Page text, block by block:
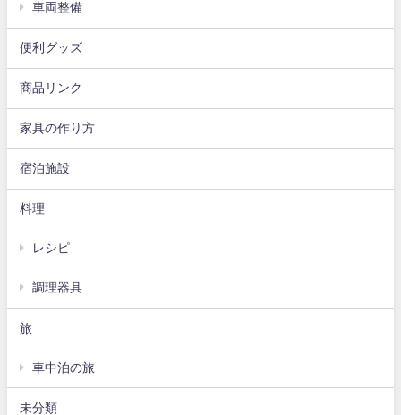
車両整備
便利グッズ
商品リンク
家具の作り方
宿泊施設
料理
レシピ
調理器具
旅
車中泊の旅
未分類